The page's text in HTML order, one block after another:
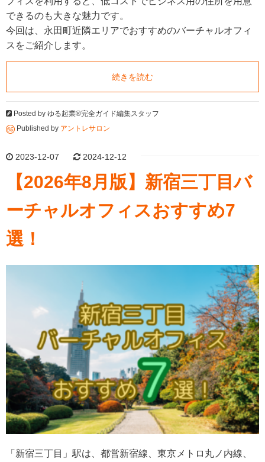
できるのも大きな魅力です。
今回は、永田町近隣エリアでおすすめのバーチャルオフィ
スをご紹介します。
続きを読む
Posted by ゆる起業®完全ガイド編集スタッフ
Published by アントレサロン
2023-12-07 2024-12-12
【2026年8月版】新宿三丁目バ
ーチャルオフィスおすすめ7
選！
「新宿三丁目」駅は、都営新宿線、東京メトロ丸ノ内線、